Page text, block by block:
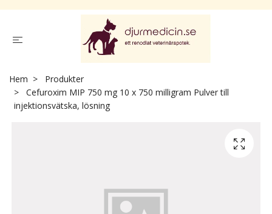
Hem
Produkter
Cefuroxim MIP 750 mg 10 x 750 milligram Pulver till
injektionsvätska, lösning